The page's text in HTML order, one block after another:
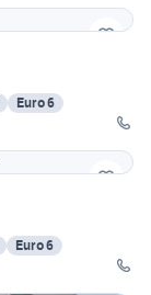
Euro 6
Euro 6